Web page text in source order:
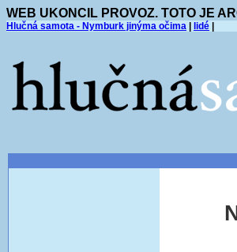
WEB UKONCIL PROVOZ. TOTO JE
Hlučná samota - Nymburk jinýma očima lidé